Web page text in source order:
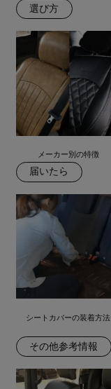
選び方
メーカー別の特徴
届いたら
シートカバーの装着方法
その他参考情報